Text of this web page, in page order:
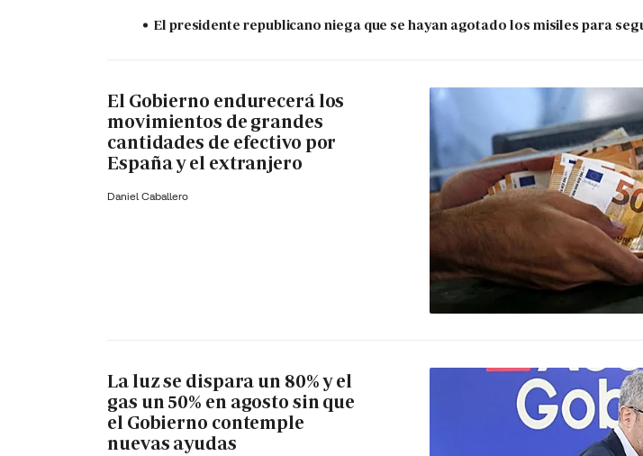
El presidente republicano niega que se hayan agotado los misiles para
El Gobierno endurecerá los
movimientos de grandes
cantidades de efectivo por
España y el extranjero
Daniel Caballero
La luz se dispara un 80% y el
gas un 50% en agosto sin que
el Gobierno contemple
nuevas ayudas